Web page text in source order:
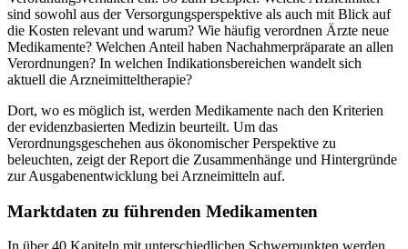
sind sowohl aus der Versorgungsperspektive als auch mit Blick auf
die Kosten relevant und warum? Wie häufig verordnen Ärzte neue
Medikamente? Welchen Anteil haben Nachahmerpräparate an allen
Verordnungen? In welchen Indikationsbereichen wandelt sich
aktuell die Arzneimitteltherapie?
Dort, wo es möglich ist, werden Medikamente nach den Kriterien
der evidenzbasierten Medizin beurteilt. Um das
Verordnungsgeschehen aus ökonomischer Perspektive zu
beleuchten, zeigt der Report die Zusammenhänge und Hintergründe
zur Ausgabenentwicklung bei Arzneimitteln auf.
Marktdaten zu führenden Medikamenten